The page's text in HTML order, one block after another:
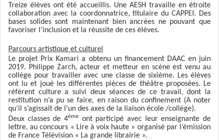
Treize élèves ont été accueillis. Une AESH travaille en étroite
collaboration avec la coordonnatrice, titulaire du CAPPEI. Des
bases solides sont maintenant bien ancrées ne pouvant que
favoriser l’inclusion et la réussite de ces élèves.
Parcours artistique et culturel
Le projet Prix Kamari a obtenu un financement DAAC en juin
2019. Philippe Zarch, acteur et metteur en scène est venu au
collège pour travailler avec une classe de sixième. Les élèves
ont lu et joué les différentes pièces de théâtre proposées. Le
référent culture a suivi deux séances de ce travail, dont la
restitution n’a pu se faire, en raison du confinement (A noter
qu’il s’agissait de l’un des axes de la liaison école /collège).
Deux classes de 4ème ont participé avec leur enseignante de
lettre, au concours « Lire à voix haute » organisé par l’émission
de France Télévision « La grande librairie ».